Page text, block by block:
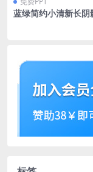
蓝绿简约小清新长阴